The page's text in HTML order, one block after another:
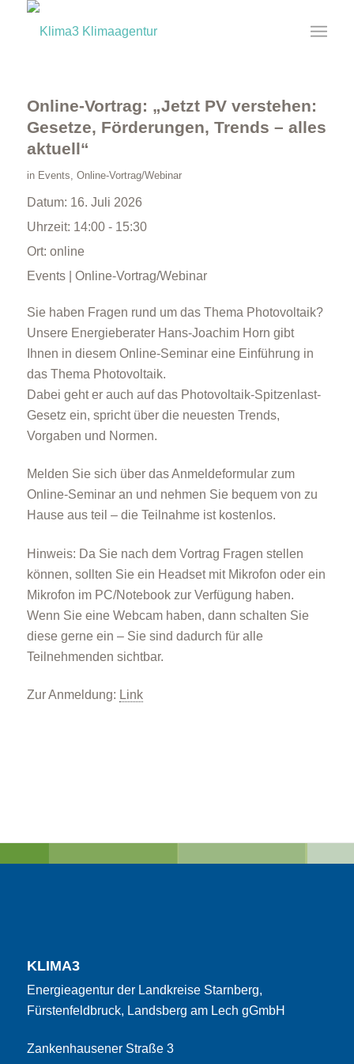
Online-Vortrag: „Jetzt PV verstehen:
Gesetze, Förderungen, Trends – alles
aktuell“
in Events, Online-Vortrag/Webinar
Datum: 16. Juli 2026
Uhrzeit: 14:00 - 15:30
Ort: online
Events | Online-Vortrag/Webinar
Sie haben Fragen rund um das Thema Photovoltaik?
Unsere Energieberater Hans-Joachim Horn gibt
Ihnen in diesem Online-Seminar eine Einführung in
das Thema Photovoltaik.
Dabei geht er auch auf das Photovoltaik-Spitzenlast-
Gesetz ein, spricht über die neuesten Trends,
Vorgaben und Normen.
Melden Sie sich über das Anmeldeformular zum
Online-Seminar an und nehmen Sie bequem von zu
Hause aus teil – die Teilnahme ist kostenlos.
Hinweis: Da Sie nach dem Vortrag Fragen stellen
können, sollten Sie ein Headset mit Mikrofon oder ein
Mikrofon im PC/Notebook zur Verfügung haben.
Wenn Sie eine Webcam haben, dann schalten Sie
diese gerne ein – Sie sind dadurch für alle
Teilnehmenden sichtbar.
Zur Anmeldung: Link
KLIMA3
Energieagentur der Landkreise Starnberg,
Fürstenfeldbruck, Landsberg am Lech gGmbH
Zankenhausener Straße 3